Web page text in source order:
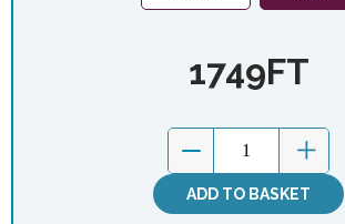
1749FT
ADD TO BASKET